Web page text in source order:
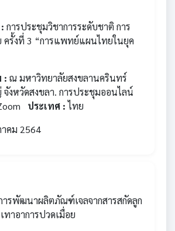
การประชุมวิชาการระดับชาติ การ
รั้งที่ 3 “การแพทย์แผนไทยในยุค
: ณ มหาวิทยาลัยสงขลานครินทร์
งหวัดสงขลา. การประชุมออนไลน์
ประเทศ :ไทย
คม 2564
ารพัฒนาผลิตภัณฑ์เจลจากสารสกัดลูก
ทาอาการปวดเมื่อย